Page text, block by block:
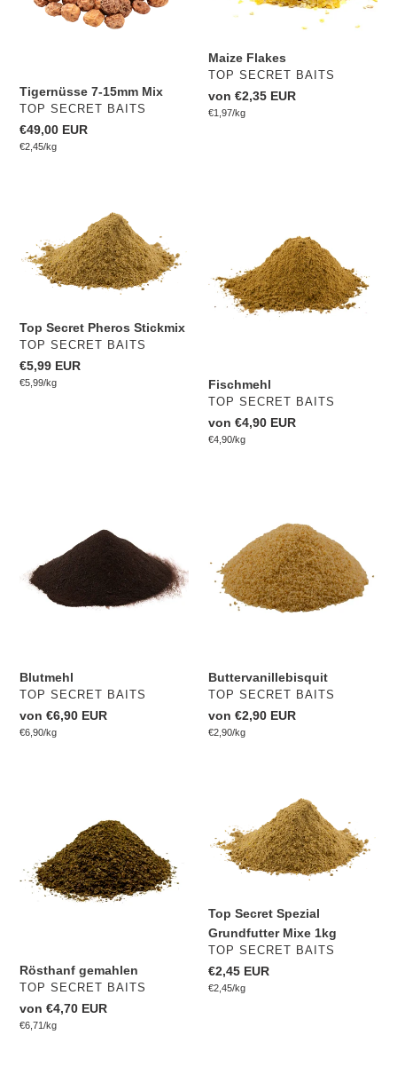
Tigernüsse 7-15mm Mix
VERKÄUFER
TOP SECRET BAITS
Normaler
Preis
€49,00 EUR
Einzelpreis
€2,45/pro
kg
Maize Flakes
VERKÄUFER
TOP SECRET BAITS
Normaler
Preis
von €2,35 EUR
Einzelpreis
€1,97/pro
kg
Pheros
Stickmix
Top Secret Pheros Stickmix
VERKÄUFER
TOP SECRET BAITS
Normaler
Preis
€5,99 EUR
Einzelpreis
€5,99/pro
kg Fischmehl
VERKÄUFER
TOP SECRET BAITS
Normaler
Preis
von €4,90 EUR
Einzelpreis
€4,90/pro
kg
Blutmehl
VERKÄUFER
TOP SECRET BAITS
Normaler
Preis
von €6,90 EUR
Einzelpreis
€6,90/pro
kg
Buttervanillebisquit
VERKÄUFER
TOP SECRET BAITS
Normaler
Preis
von €2,90 EUR
Einzelpreis
€2,90/pro
kg
Rösthanf gemahlen
VERKÄUFER
TOP SECRET BAITS
Normaler
Preis
von €4,70 EUR
Einzelpreis
€6,71/pro
kg
Spezial
Grundfutter
Mixe
Top Secret Spezial
Grundfutter Mixe 1kg
VERKÄUFER
TOP SECRET BAITS
Normaler
Preis
€2,45 EUR
Einzelpreis
€2,45/pro
kg